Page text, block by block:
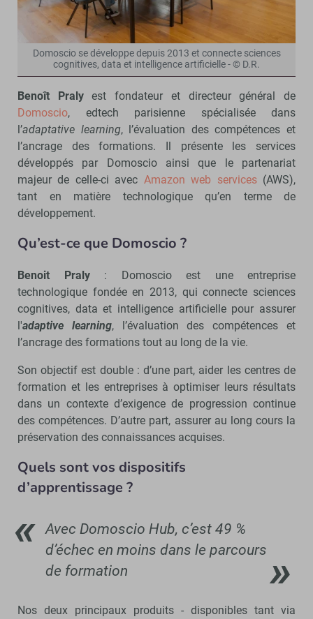
Domoscio se développe depuis 2013 et connecte sciences
cognitives, data et intelligence artificielle - © D.R.
Benoît Pralyest fondateur et directeur général de
Domoscio, edtech parisienne spécialisée dans
l’adaptative learning, l’évaluation des compétences et
l’ancrage des formations. Il présente les services
développés par Domoscio ainsi que le partenariat
majeur de celle-ci avec Amazon web services (AWS),
tant en matière technologique qu’en terme de
développement.
Qu’est-ce que Domoscio ?
Benoit Praly: Domoscio est une entreprise
technologique fondée en 2013, qui connecte sciences
cognitives, data et intelligence artificielle pour assurer
l'adaptive learning, l’évaluation des compétences et
l’ancrage des formations tout au long de la vie.
Son objectif est double : d’une part, aider les centres de
formation et les entreprises à optimiser leurs résultats
dans un contexte d’exigence de progression continue
des compétences. D’autre part, assurer au long cours la
préservation des connaissances acquises.
Quels sont vos dispositifs
d’apprentissage ?
Avec Domoscio Hub, c’est 49 %
d’échec en moins dans le parcours
de formation
Nos deux principaux produits - disponibles tant via